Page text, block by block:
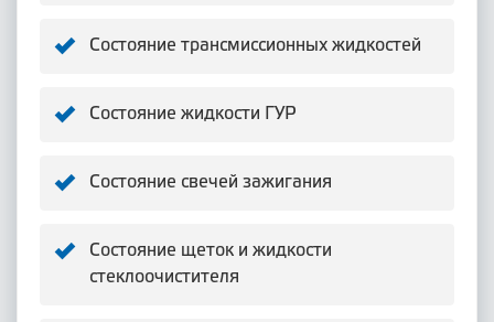
Состояние трансмиссионных жидкостей
Состояние жидкости ГУР
Состояние свечей зажигания
Состояние щеток и жидкости
стеклоочистителя